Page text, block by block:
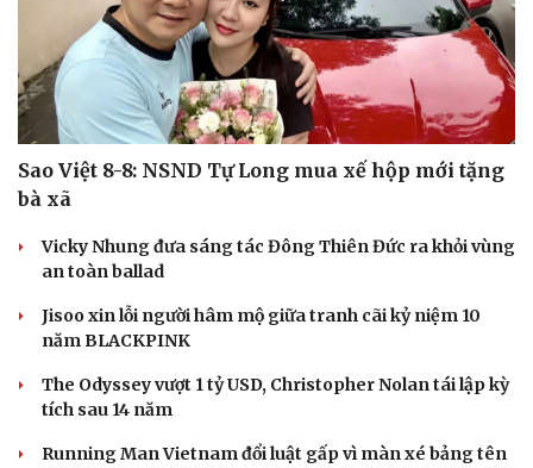
Sao Việt 8-8: NSND Tự Long mua xế hộp mới tặng
bà xã
Vicky Nhung đưa sáng tác Đông Thiên Đức ra khỏi vùng
an toàn ballad
Jisoo xin lỗi người hâm mộ giữa tranh cãi kỷ niệm 10
năm BLACKPINK
The Odyssey vượt 1 tỷ USD, Christopher Nolan tái lập kỳ
tích sau 14 năm
Running Man Vietnam đổi luật gấp vì màn xé bảng tên